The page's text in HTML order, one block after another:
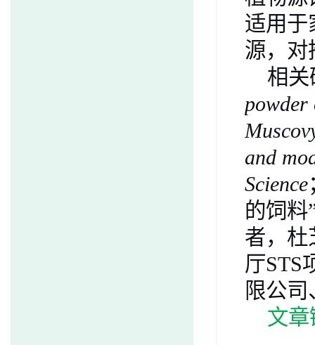
适用于
源，对
相
and
Science
的饲料
者，杜
厅STS
限公
文章